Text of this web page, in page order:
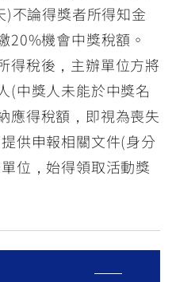
不論得獎者所得知金
20%機會中獎稅額。
得稅後，主辦單位方將
(中獎人未能於中獎名
應得稅額，即視為喪失
供申報相關文件(身分
位，始得領取活動獎